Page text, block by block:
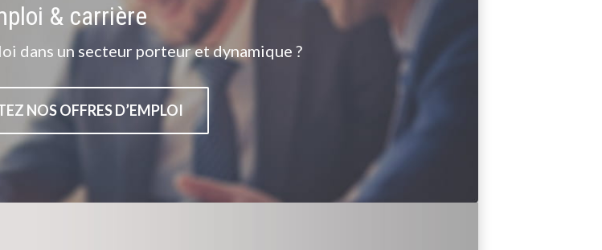
& carrière
dans un secteur porteur et dynamique ?
NOS OFFRES D’EMPLOI